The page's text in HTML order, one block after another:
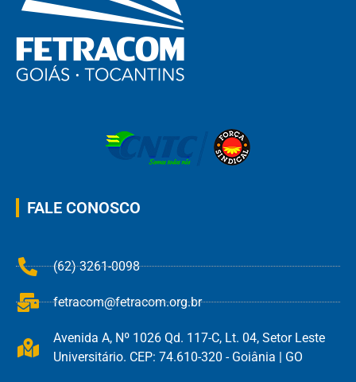
FALE CONOSCO
(62) 3261-0098
fetracom@fetracom.org.br
Avenida A, Nº 1026 Qd. 117-C, Lt. 04, Setor Leste
Universitário. CEP: 74.610-320 - Goiânia | GO